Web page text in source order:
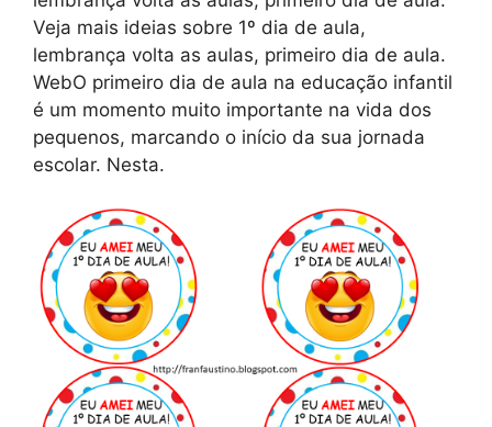
Veja mais ideias sobre 1º dia de aula,
lembrança volta as aulas, primeiro dia de aula.
WebO primeiro dia de aula na educação infantil
é um momento muito importante na vida dos
pequenos, marcando o início da sua jornada
escolar. Nesta.